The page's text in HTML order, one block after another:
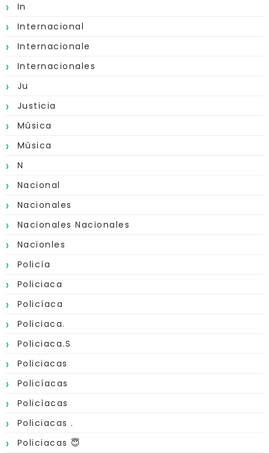
In
Internacional
Internacionale
Internacionales
Ju
Justicia
Música
Mùsica
N
Nacional
Nacionales
Nacionales Nacionales
Nacionles
Policía
Policiaca
Policíaca
Policiaca.
Policiaca.s
Policiacas
Policíacas
Policìacas
Policiacas .
Policiacas 😇